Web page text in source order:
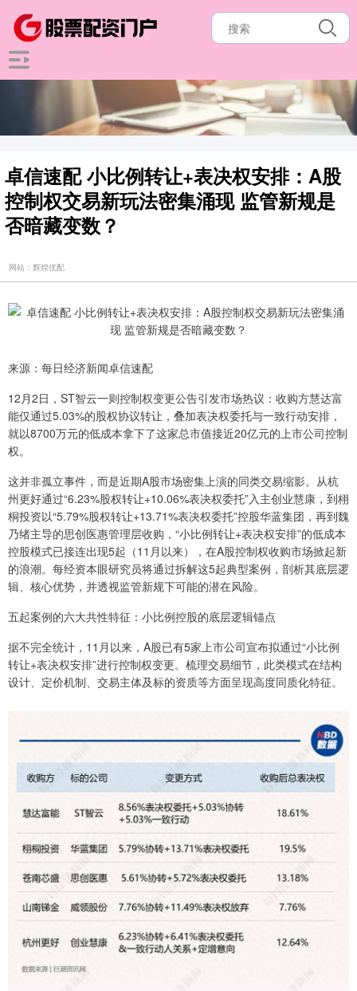
卓信速配 小比例转让+表决权安排：A股
控制权交易新玩法密集涌现 监管新规是
否暗藏变数？
网站：辉煌优配
来源：每日经济新闻卓信速配
12月2日，ST智云一则控制权变更公告引发市场热议：收购方慧达富
能仅通过5.03%的股权协议转让，叠加表决权委托与一致行动安排，
就以8700万元的低成本拿下了这家总市值接近20亿元的上市公司控制
权。
这并非孤立事件，而是近期A股市场密集上演的同类交易缩影。从杭
州更好通过“6.23%股权转让+10.06%表决权委托”入主创业慧康，到栩
桐投资以“5.79%股权转让+13.71%表决权委托”控股华蓝集团，再到魏
乃绪主导的思创医惠管理层收购，“小比例转让+表决权安排”的低成本
控股模式已接连出现5起（11月以来），在A股控制权收购市场掀起新
的浪潮。每经资本眼研究员将通过拆解这5起典型案例，剖析其底层逻
辑、核心优势，并透视监管新规下可能的潜在风险。
五起案例的六大共性特征：小比例控股的底层逻辑锚点
据不完全统计，11月以来，A股已有5家上市公司宣布拟通过“小比例
转让+表决权安排”进行控制权变更。梳理交易细节，此类模式在结构
设计、定价机制、交易主体及标的资质等方面呈现高度同质化特征。